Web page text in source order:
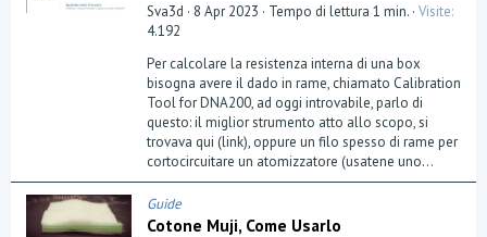
Sva3d 8 Apr 2023 Tempo di lettura 1 min. Visite
4.192
Per calcolare la resistenza interna di una box
bisogna avere il dado in rame, chiamato Calibration
Tool for DNA200, ad oggi introvabile, parlo di
questo: il miglior strumento atto allo scopo, si
trovava qui (link), oppure un filo spesso di rame per
cortocircuitare un atomizzatore (usatene uno...
Guide
Cotone Muji, Come Usarlo